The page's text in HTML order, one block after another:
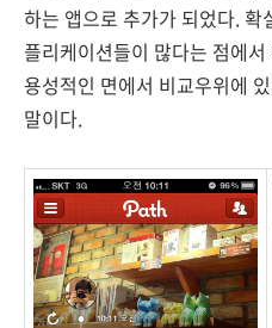
하는 앱으로 추가가 되었다. 확
플리케이션들이 많다는 점에
용성적인 면에서 비교우위에
말이다.